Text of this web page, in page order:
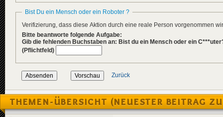
Bist Du ein Mensch oder ein Roboter ?
Verifizierung, dass diese Aktion durch eine reale Person vorgenommen
Bitte beantworte folgende Aufgabe:
Gib die fehlenden Buchstaben an: Bist du ein Mensch oder ein
(Pflichtfeld)
Zurück
THEMEN-ÜBERSICHT (NEUESTER BEITRAG